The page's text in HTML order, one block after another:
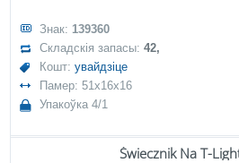
Знак: 139360
Складскія запасы:42,
Кошт:увайдзіце
Памер: 51x16x16
Упакоўка 4/1
Świecznik Na T-